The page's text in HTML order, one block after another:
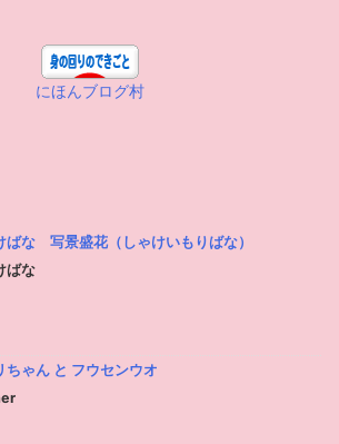
にほんブログ村
ばな 写景盛花（しゃけいもりばな）
ばな
ちゃん と フウセンウオ